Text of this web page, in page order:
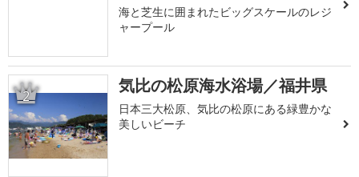
海と芝生に囲まれたビッグスケールのレジ
ャープール
2 気比の松原海水浴場／福井県
日本三大松原、気比の松原にある緑豊かな
美しいビーチ